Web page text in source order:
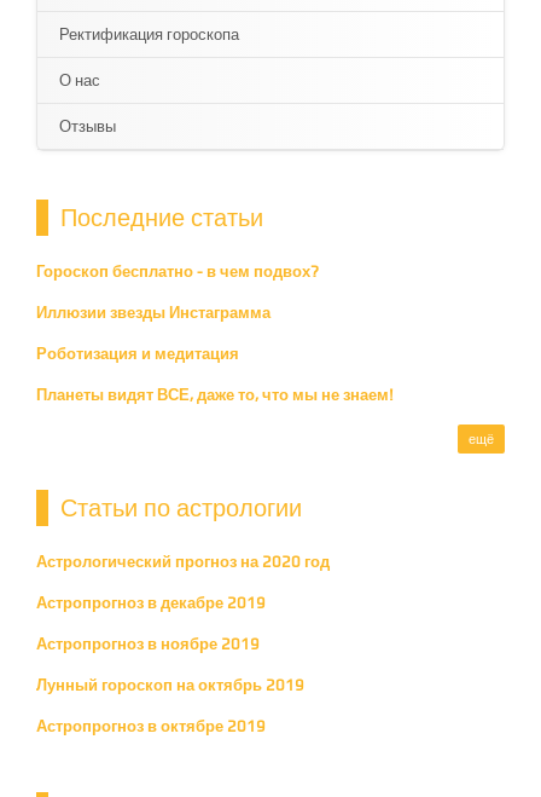
Ректификация гороскопа
О нас
Отзывы
Последние статьи
Гороскоп бесплатно - в чем подвох?
Иллюзии звезды Инстаграмма
Роботизация и медитация
Планеты видят ВСЕ, даже то, что мы не знаем!
ещё
Статьи по астрологии
Астрологический прогноз на 2020 год
Астропрогноз в декабре 2019
Астропрогноз в ноябре 2019
Лунный гороскоп на октябрь 2019
Астропрогноз в октябре 2019